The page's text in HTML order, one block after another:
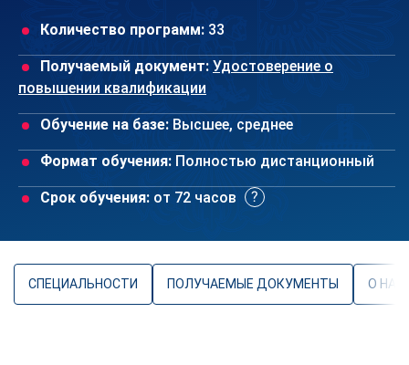
Количество программ: 33
Получаемый документ: Удостоверение о
повышении квалификации
Обучение на базе: Высшее, среднее
Формат обучения: Полностью дистанционный
Срок обучения: от 72 часов
СПЕЦИАЛЬНОСТИ ПОЛУЧАЕМЫЕ ДОКУМЕНТЫ О